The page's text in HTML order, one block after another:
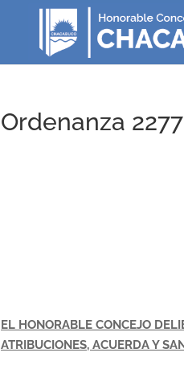
Ordenanza
EL HONORABLE CONCEJO
ATRIBUCIONES, ACUERDA Y